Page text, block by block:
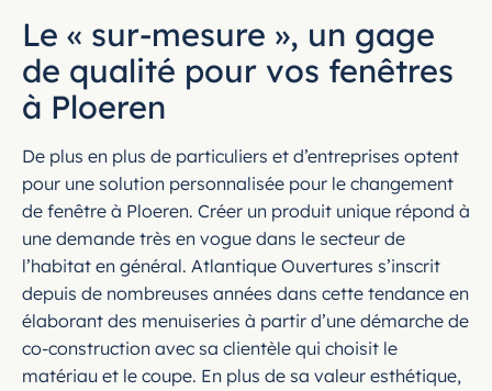
Le « sur-mesure », un gage
de qualité pour vos fenêtres
à Ploeren
De plus en plus de particuliers et d’entreprises optent
pour une solution personnalisée pour le changement
de fenêtre à Ploeren. Créer un produit unique répond à
une demande très en vogue dans le secteur de
l’habitat en général. Atlantique Ouvertures s’inscrit
depuis de nombreuses années dans cette tendance en
élaborant des menuiseries à partir d’une démarche de
co-construction avec sa clientèle qui choisit le
matériau et le coupe. En plus de sa valeur esthétique,